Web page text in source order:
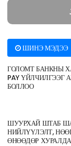
ШИНЭ МЭДЭЭ
ГОЛОМТ БАНКНЫ
PAY
БОЛЛОО
ШУУРХАЙ ШТАБ
НИЙЛҮҮЛЭЛТ,
ӨНӨӨДӨР